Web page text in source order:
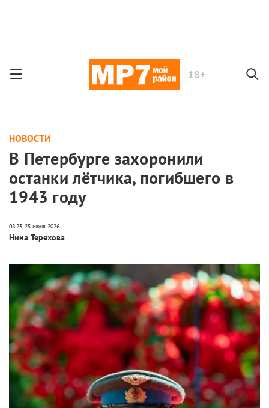
18+
НОВОСТИ
В Петербурге захоронили
останки лётчика, погибшего в
1943 году
Нина Терехова